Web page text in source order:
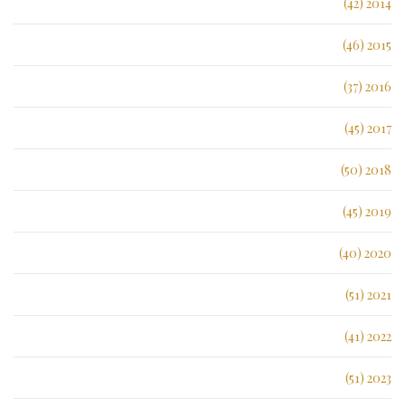
2015 (46)
2016 (37)
2017 (45)
2018 (50)
2019 (45)
2020 (40)
2021 (51)
2022 (41)
2023 (51)